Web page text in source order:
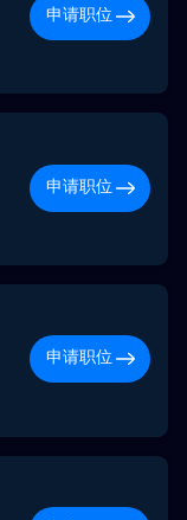
申请职位
申请职位
申请职位